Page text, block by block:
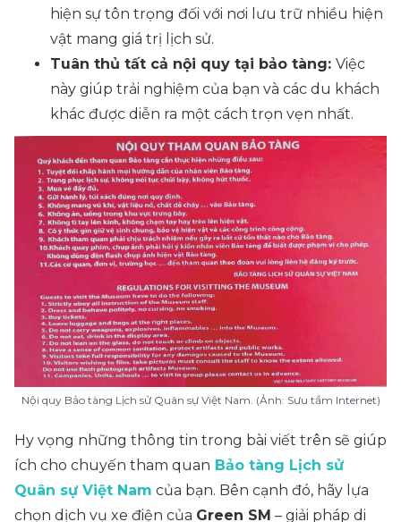
hiện sự tôn trọng đối với nơi lưu trữ nhiều hiện
vật mang giá trị lịch sử.
Tuân thủ tất cả nội quy tại bảo tàng: Việc
này giúp trải nghiệm của bạn và các du khách
khác được diễn ra một cách trọn vẹn nhất.
Nội quy Bảo tàng Lịch sử Quân sự Việt Nam. (Ảnh: Sưu tầm Internet)
Hy vọng những thông tin trong bài viết trên sẽ giúp
ích cho chuyến tham quan Bảo tàng Lịch sử
Quân sự Việt Nam của bạn. Bên cạnh đó, hãy lựa
chọn dịch vụ xe điện của Green SM – giải pháp di